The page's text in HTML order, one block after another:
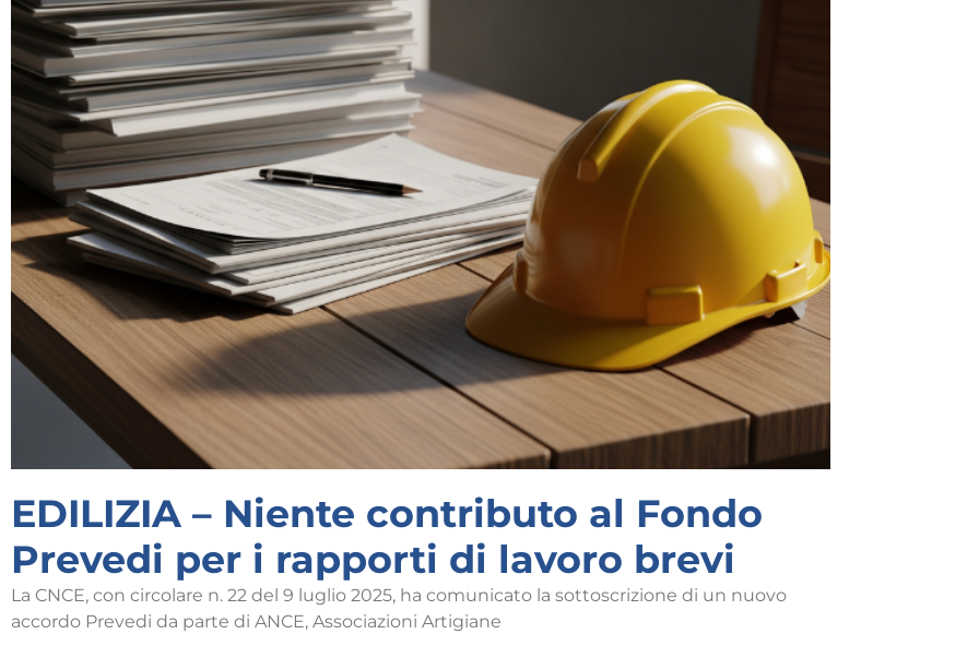
EDILIZIA – Niente contributo al Fondo
Prevedi per i rapporti di lavoro brevi
La CNCE, con circolare n. 22 del 9 luglio 2025, ha comunicato la sottoscrizione di un nuovo
accordo Prevedi da parte di ANCE, Associazioni Artigiane